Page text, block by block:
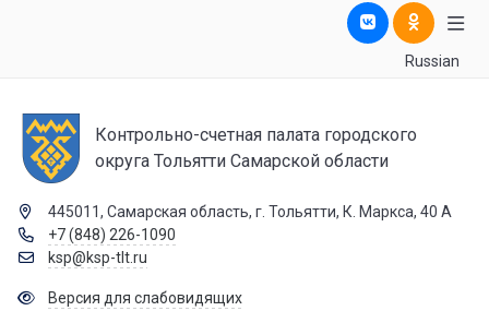
Russian
Контрольно-счетная палата городского
округа Тольятти Самарской области
445011, Самарская область, г. Тольятти, К. Маркса, 40 А
+7 (848) 226-1090
ksp@ksp-tlt.ru
Версия для слабовидящих